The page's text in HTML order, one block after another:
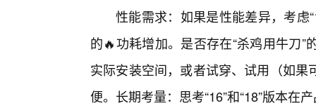
性能需求：如果是性能差异，考虑
的🔥功耗增加。是否存在“杀鸡用牛刀
实际安装空间，或者试穿、试用（如
便。长期考量：思考“16”和“18”版本在